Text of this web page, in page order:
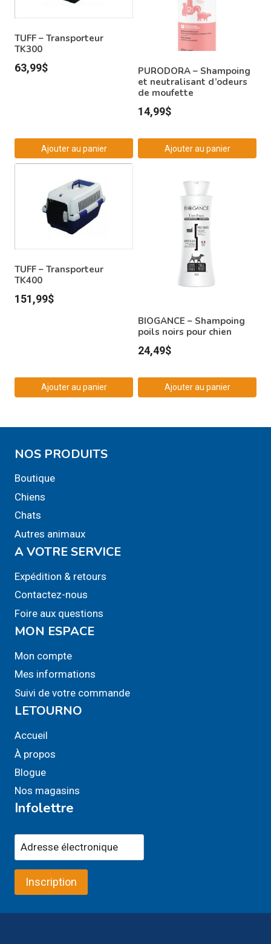
TUFF – Transporteur
TK300
63,99$
Ajouter au panier
PURODORA – Shampoing
et neutralisant d’odeurs
de moufette
14,99$
Ajouter au panier
TUFF – Transporteur
TK400
151,99$
Ajouter au panier
BIOGANCE – Shampoing
poils noirs pour chien
24,49$
Ajouter au panier
NOS PRODUITS
Boutique
Chiens
Chats
Autres animaux
A VOTRE SERVICE
Expédition & retours
Contactez-nous
Foire aux questions
MON ESPACE
Mon compte
Mes informations
Suivi de votre commande
LETOURNO
Accueil
À propos
Blogue
Nos magasins
Infolettre
Inscription